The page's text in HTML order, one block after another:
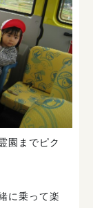
園までピク
に乗って楽